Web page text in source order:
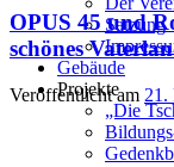
Satzung
Gebäude
Projekte
„Die
OPUS 45 und
schönes
Veröffentlicht am 21.